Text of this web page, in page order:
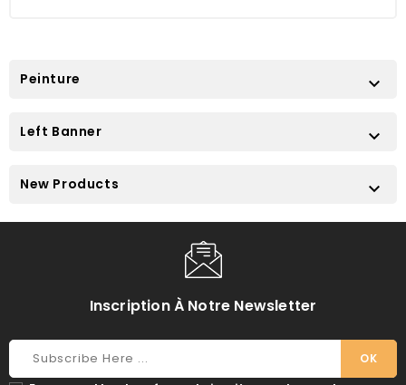
Peinture 
Left Banner 
New Products 
Inscription À Notre Newsletter